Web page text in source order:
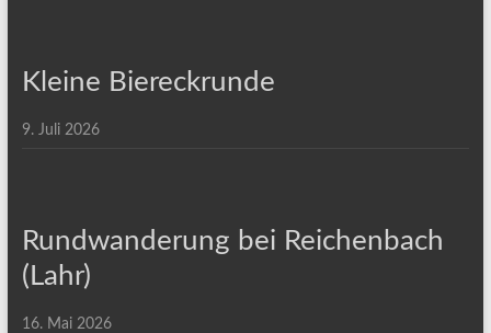
Kleine Biereckrunde
9. Juli 2026
Rundwanderung bei Reichenbach
(Lahr)
16. Mai 2026